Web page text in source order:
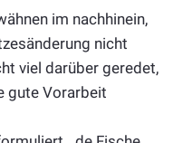
im nachhinein,
nicht
viel darüber geredet,
gute Vorarbeit